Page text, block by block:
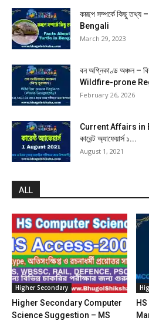
কচ্ছপ সম্পর্কে কিছু
Bengali
March 29, 2023
বন অগ্নিকাণ্ড অঞ্চল –
Wildfire-prone
February 26, 2026
Current Affairs in
কারেন্ট অ্যাফেয়ার্স ১...
August 1, 2021
ALL
Higher Secondary
Higher Secondary Computer
Science Suggestion – MS